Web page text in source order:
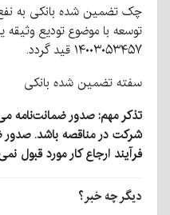
چک تضمین شده بانکی به
توسعه با موضوع تودیع وثیقه
۱۴۰۰۳۰۵۳۴۵۷ قید گردد.
سفته تضمین شده بانکی
تذکر مهم: صدور ضمانت‌نامه
شرکت در مناقصه باشد. صدور
فرآیند ارجاع کار مورد قبول
دیگر چه خبر؟